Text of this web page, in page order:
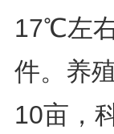
17℃左
件。养
10亩，